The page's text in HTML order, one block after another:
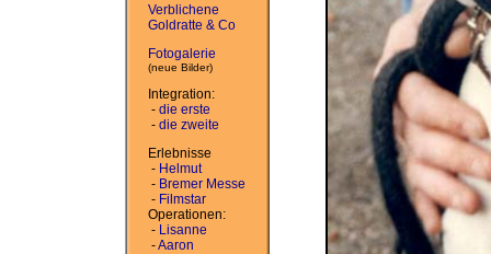
Verblichene
Goldratte & Co
Fotogalerie
(neue Bilder)
Integration:
- die erste
- die zweite
Erlebnisse
- Helmut
- Bremer Messe
- Filmstar
Operationen:
- Lisanne
-Aaron